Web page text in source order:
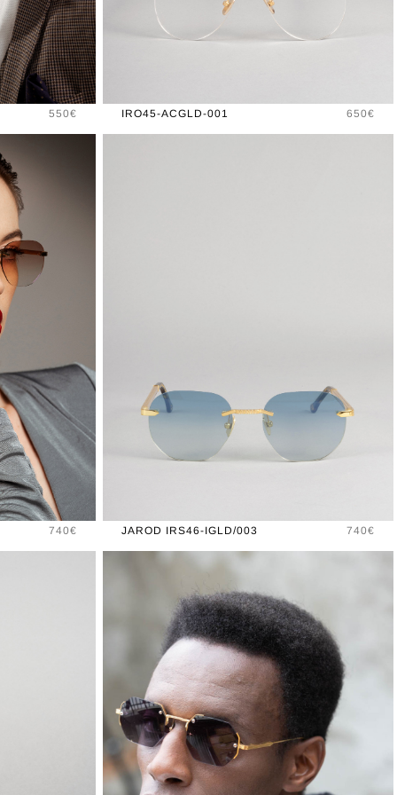
Prix
550€ IRO45-ACGLD-001 Prix
650€
Prix
740€ JAROD IRS46-IGLD/003 Prix
740€